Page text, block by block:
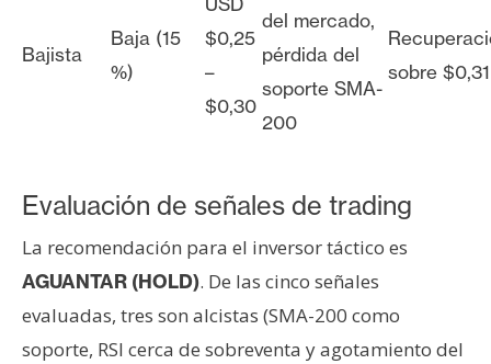
Bajista
Baja (15
%)
$0,25
–
$0,30
del mercado,
pérdida del
soporte SMA-
200
sobre $0,31
Evaluación de señales de trading
La recomendación para el inversor táctico es
AGUANTAR (HOLD). De las cinco señales
evaluadas, tres son alcistas (SMA-200 como
soporte, RSI cerca de sobreventa y agotamiento del